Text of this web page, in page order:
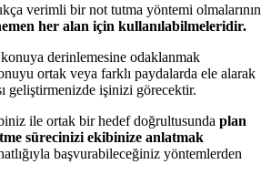
verimli bir not tutma yöntemi olmalarının
her alan için kullanılabilmeleridir.
derinlemesine odaklanmak
ortak veya farklı paydalarda ele alarak
geliştirmenizde işinizi görecektir.
ile ortak bir hedef doğrultusunda plan
sürecinizi ekibinize anlatmak
başvurabileceğiniz yöntemlerden